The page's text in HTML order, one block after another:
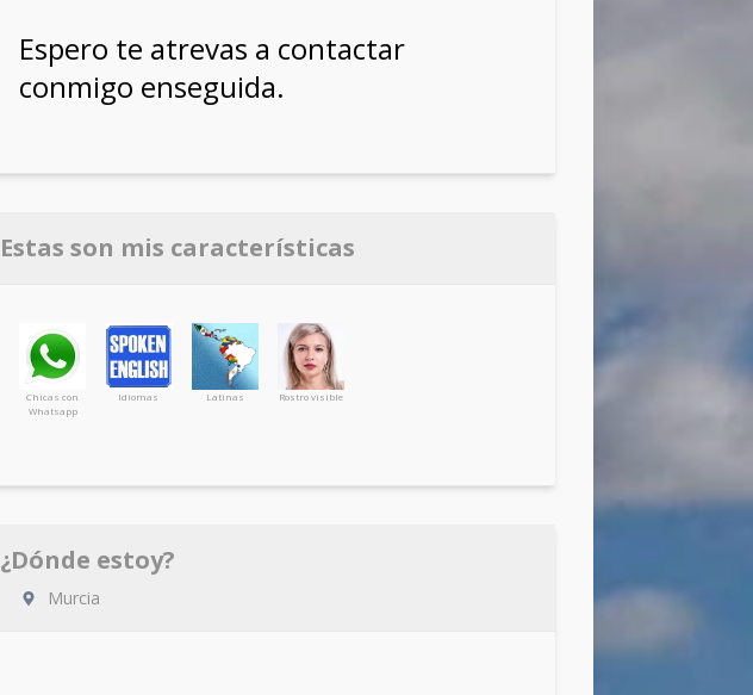
Espero te atrevas a contactar
conmigo enseguida.
Estas son mis características
Chicas con
Whatsapp
Idiomas Latinas Rostro visible
¿Dónde estoy?
Murcia